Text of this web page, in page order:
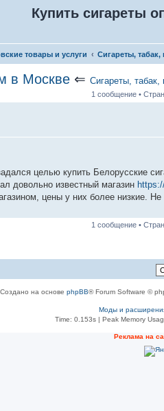
Купить сигареты
товары и услуги Сигареты, табак,
в Москве ⇐ Сигареты, табак,
1 сообщение •
целью купить Белорусские
довольно известный магазин
цены у них более низкие. Не
1 сообщение •
Создано на основе phpBB® Forum Software ©
Моды и
Time: 0.153s| Peak Memory
Реклама на